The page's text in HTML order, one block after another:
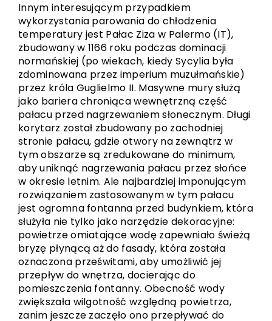
Innym interesującym przypadkiem
wykorzystania parowania do chłodzenia
temperatury jest Pałac Ziza w Palermo (IT),
zbudowany w 1166 roku podczas dominacji
normańskiej (po wiekach, kiedy Sycylia była
zdominowana przez imperium muzułmańskie)
przez króla Guglielmo II. Masywne mury służą
jako bariera chroniąca wewnętrzną część
pałacu przed nagrzewaniem słonecznym. Długi
korytarz został zbudowany po zachodniej
stronie pałacu, gdzie otwory na zewnątrz w
tym obszarze są zredukowane do minimum,
aby uniknąć nagrzewania pałacu przez słońce
w okresie letnim. Ale najbardziej imponującym
rozwiązaniem zastosowanym w tym pałacu
jest ogromna fontanna przed budynkiem, która
służyła nie tylko jako narzędzie dekoracyjne:
powietrze omiatające wodę zapewniało świeżą
bryzę płynącą aż do fasady, która została
oznaczona prześwitami, aby umożliwić jej
przepływ do wnętrza, docierając do
pomieszczenia fontanny. Obecność wody
zwiększała wilgotność względną powietrza,
zanim jeszcze zaczęło ono przepływać do